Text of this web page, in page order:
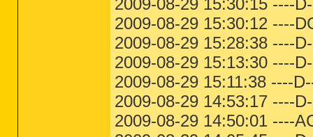
2009-08-29 15:30:15 ----
2009-08-29 15:30:12 ----
2009-08-29 15:28:38 ----
2009-08-29 15:13:30 ----
2009-08-29 15:11:38 ----
2009-08-29 14:53:17 ----
2009-08-29 14:50:01 ----